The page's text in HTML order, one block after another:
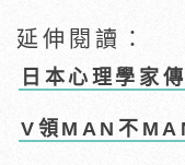
延伸閱讀：
日本心理學家
V領MAN不